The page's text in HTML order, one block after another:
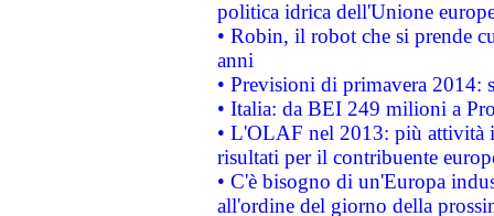
politica idrica dell'Unione
• Robin, il robot che si prende
anni
• Previsioni di primavera 2014:
• Italia: da BEI 249 milioni a
• L'OLAF nel 2013: più attività
risultati per il contribuente
• C'è bisogno di un'Europa
all'ordine del giorno della